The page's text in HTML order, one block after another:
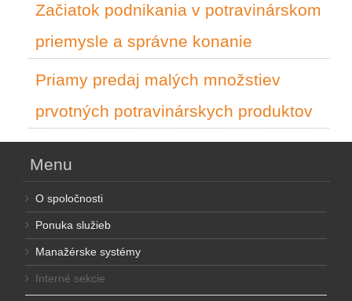
Začiatok podnikania v potravinárskom
priemysle a správne konanie
Priamy predaj malých množstiev
prvotných potravinárskych produktov
Menu
O spoločnosti
Ponuka služieb
Manažérske systémy
Interné sekcie